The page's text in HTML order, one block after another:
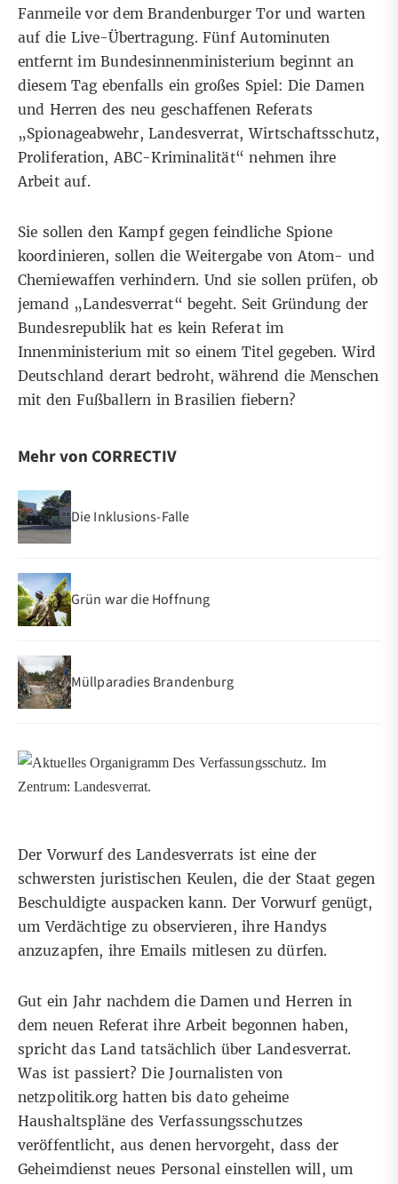
Fanmeile vor dem Brandenburger Tor und warten
auf die Live-Übertragung. Fünf Autominuten
entfernt im Bundesinnenministerium beginnt an
diesem Tag ebenfalls ein großes Spiel: Die Damen
und Herren des neu geschaffenen Referats
„Spionageabwehr, Landesverrat, Wirtschaftsschutz,
Proliferation, ABC-Kriminalität“ nehmen ihre
Arbeit auf.
Sie sollen den Kampf gegen feindliche Spione
koordinieren, sollen die Weitergabe von Atom- und
Chemiewaffen verhindern. Und sie sollen prüfen, ob
jemand „Landesverrat“ begeht. Seit Gründung der
Bundesrepublik hat es kein Referat im
Innenministerium mit so einem Titel gegeben. Wird
Deutschland derart bedroht, während die Menschen
mit den Fußballern in Brasilien fiebern?
Mehr von CORRECTIV
Die Inklusions-Falle
Grün war die Hoffnung
Müllparadies Brandenburg
Der Vorwurf des Landesverrats ist eine der
schwersten juristischen Keulen, die der Staat gegen
Beschuldigte auspacken kann. Der Vorwurf genügt,
um Verdächtige zu observieren, ihre Handys
anzuzapfen, ihre Emails mitlesen zu dürfen.
Gut ein Jahr nachdem die Damen und Herren in
dem neuen Referat ihre Arbeit begonnen haben,
spricht das Land tatsächlich über Landesverrat.
Was ist passiert? Die Journalisten von
netzpolitik.org hatten bis dato geheime
Haushaltspläne des Verfassungsschutzes
veröffentlicht, aus denen hervorgeht, dass der
Geheimdienst neues Personal einstellen will, um